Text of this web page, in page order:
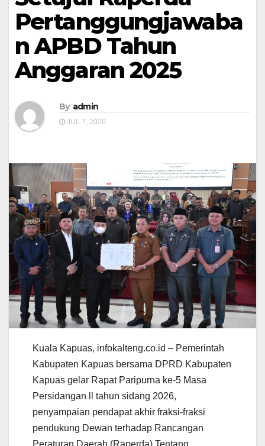
Pertanggungjawaba
n APBD Tahun
Anggaran 2025
By admin
JUL 7, 2026
Kuala Kapuas, infokalteng.co.id – Pemerintah
Kabupaten Kapuas bersama DPRD Kabupaten
Kapuas gelar Rapat Paripurna ke-5 Masa
Persidangan ll tahun sidang 2026,
penyampaian pendapat akhir fraksi-fraksi
pendukung Dewan terhadap Rancangan
Peraturan Daerah (Raperda) Tentang